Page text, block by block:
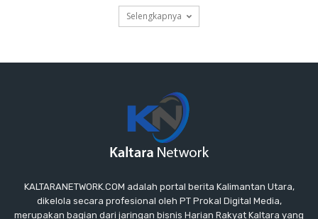
Selengkapnya
KALTARANETWORK.COM adalah portal berita Kalimantan Utara,
dikelola secara profesional oleh PT Prokal Digital Media,
merupakan bagian dari jaringan bisnis Harian Rakyat Kaltara yang